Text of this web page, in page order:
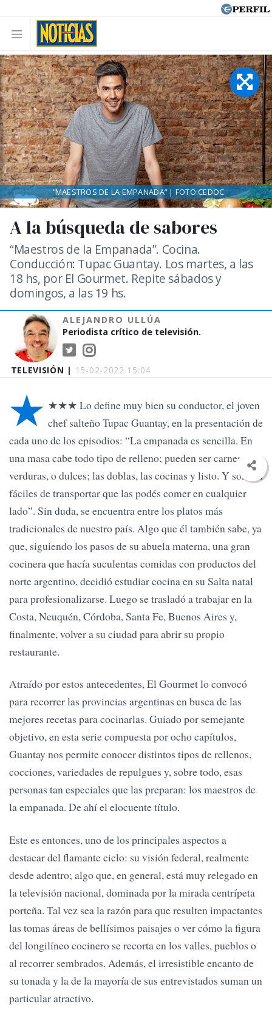
TELEVISIÓN | 15-02-2022 15:04
A la búsqueda de sabores
“Maestros de la Empanada”. Cocina.
Conducción: Tupac Guantay. Los martes, a las
18 hs, por El Gourmet. Repite sábados y
domingos, a las 19 hs.
ALEJANDRO ULLÚA
Periodista crítico de televisión.
“MAESTROS DE LA EMPANADA” | FOTO:CEDOC
★ ★★★ Lo define muy bien su conductor, el joven
chef salteño Tupac Guantay, en la presentación de
cada uno de los episodios: “La empanada es sencilla. En
una masa cabe todo tipo de relleno; pueden ser carnes,
verduras, o dulces; las doblas, las cocinas y listo. Y son tan
fáciles de transportar que las podés comer en cualquier
lado”. Sin duda, se encuentra entre los platos más
tradicionales de nuestro país. Algo que él también sabe, ya
que, siguiendo los pasos de su abuela materna, una gran
cocinera que hacía suculentas comidas con productos del
norte argentino, decidió estudiar cocina en su Salta natal
para profesionalizarse. Luego se trasladó a trabajar en la
Costa, Neuquén, Córdoba, Santa Fe, Buenos Aires y,
finalmente, volver a su ciudad para abrir su propio
restaurante.
Atraído por estos antecedentes, El Gourmet lo convocó
para recorrer las provincias argentinas en busca de las
mejores recetas para cocinarlas. Guiado por semejante
objetivo, en esta serie compuesta por ocho capítulos,
Guantay nos permite conocer distintos tipos de rellenos,
cocciones, variedades de repulgues y, sobre todo, esas
personas tan especiales que las preparan: los maestros de
la empanada. De ahí el elocuente título.
Este es entonces, uno de los principales aspectos a
destacar del flamante ciclo: su visión federal, realmente
desde adentro; algo que, en general, está muy relegado en
la televisión nacional, dominada por la mirada centrípeta
porteña. Tal vez sea la razón para que resulten impactantes
las tomas áreas de bellísimos paisajes o ver cómo la figura
del longilíneo cocinero se recorta en los valles, pueblos o
al recorrer sembrados. Además, el irresistible encanto de
su tonada y la de la mayoría de sus entrevistados suman un
particular atractivo.